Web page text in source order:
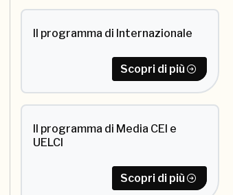
Il programma di Internazionale
Scopri di più
Il programma di Media CEI e
UELCI
Scopri di più